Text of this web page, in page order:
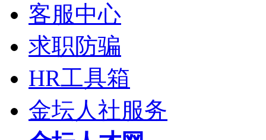
客服中心
求职防骗
HR工具箱
金坛人社服务